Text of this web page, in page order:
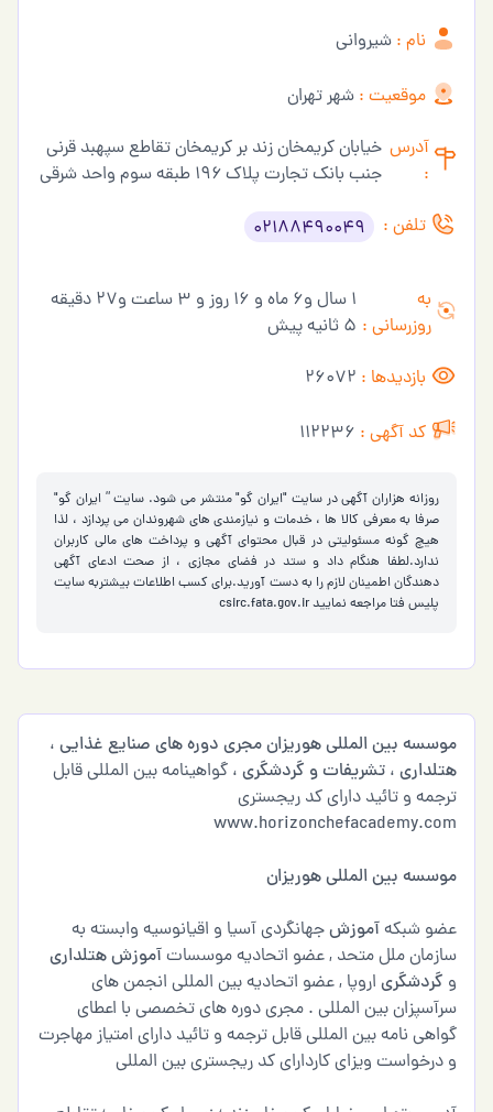
موسسه بین المللی هوریزانمجری دوره های صنایع غذایی ،
هتلداری ، تشریفات و گردشگری ، گواهینامه بین المللی قابل
ترجمه و تائید دارای کد ریجستری
www.horizonchefacademy.com
موسسه بین المللی هوریزان
عضو شبکهآموزشجهانگردی آسیا و اقیانوسیه وابسته به
سازمان ملل متحد , عضو اتحادیه موسساتآموزشهتلداری
و گردشگری اروپا , عضو اتحادیه بین المللی انجمن های
سرآسپزان بین المللی . مجری دوره های تخصصی با اعطای
گواهی نامه بین المللی قابل ترجمه و تائید دارای امتیاز مهاجرت
و درخواست ویزای کاردارای کد ریجستری بین المللی
نام : شیروانی
موقعیت : شهر تهران
آدرس
:
خیابان کریمخان زند بر کریمخان تقاطع سپهبد قرنی
جنب بانک تجارت پلاک ۱۹۶ طبقه سوم واحد شرقی
تلفن :
02188490049
به
روزرسانی :
1 سال و6 ماه و 16 روز و 3 ساعت و27 دقیقه
5 ثانیه پیش
بازدیدها : 26072
کد آگهی : 112236
روزانه هزاران آگهی در سایت "ایران گو" منتشر می شود. سایت ” ایران گو"
صرفا به معرفی کالا ها ، خدمات و نیازمندی های شهروندان می پردازد ، لذا
هیچ گونه مسئولیتی در قبال محتوای آگهی و پرداخت های مالی کاربران
ندارد.لطفا هنگام داد و ستد در فضای مجازی ، از صحت ادعای آگهی
دهندگان اطمینان لازم را به دست آورید.برای کسب اطلاعات بیشتربه سایت
پلیس فتا مراجعه نماییدcsirc.fata.gov.ir